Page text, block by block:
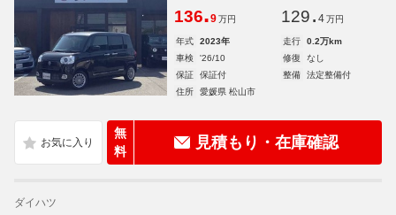
136.9 万円 129. 4 万円
年式 2023年 走行
0.2万km
車検
'26/10 修復
なし
保証
保証付 整備
法定整備付
住所
愛媛県 松山市
無
料
見積もり・在庫確認
ダイハツ